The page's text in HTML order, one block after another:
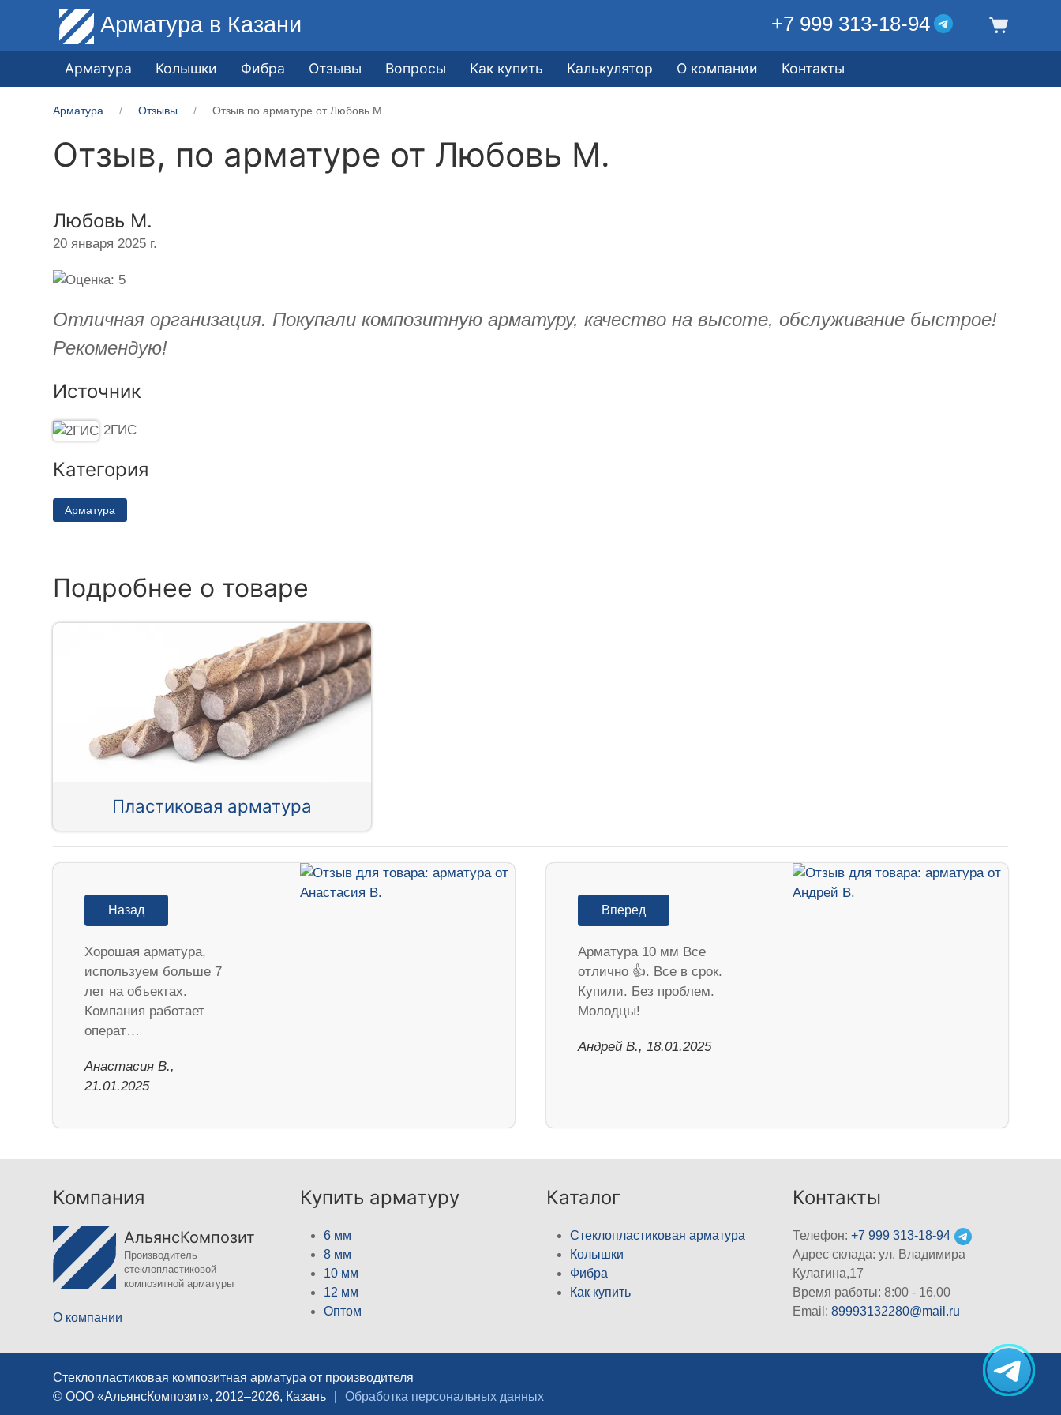
Арматура в Казани +7 999 313-18-94
Арматура Колышки Фибра Отзывы Вопросы Как купить Калькулятор О компании Контакты
Арматура Отзывы Отзыв по арматуре от Любовь М.
Отзыв, по арматуре от Любовь М.
Любовь М.
20 января 2025 г.
Отличная организация. Покупали композитную арматуру, качество на высоте, обслуживание быстрое!
Рекомендую!
Источник
2ГИС
Категория
Арматура
Подробнее о товаре
Пластиковая арматура
Назад
Хорошая арматура,
используем больше 7
лет на объектах.
Компания работает
операт…
Анастасия В.,
21.01.2025
Вперед
Арматура 10 мм Все
отлично 👍. Все в срок.
Купили. Без проблем.
Молодцы!
Андрей В., 18.01.2025
Компания
АльянсКомпозит
Производитель
стеклопластиковой
композитной арматуры
О компании
Купить арматуру
6 мм
8 мм
10 мм
12 мм
Оптом
Каталог
Стеклопластиковая арматура
Колышки
Фибра
Как купить
Контакты
Телефон:+7 999 313-18-94
Адрес склада: ул. Владимира
Кулагина,17
Время работы: 8:00 - 16.00
Email:89993132280@mail.ru
Стеклопластиковая композитная арматура от производителя
© ООО «АльянсКомпозит», 2012–2026, Казань
Обработка персональных данных